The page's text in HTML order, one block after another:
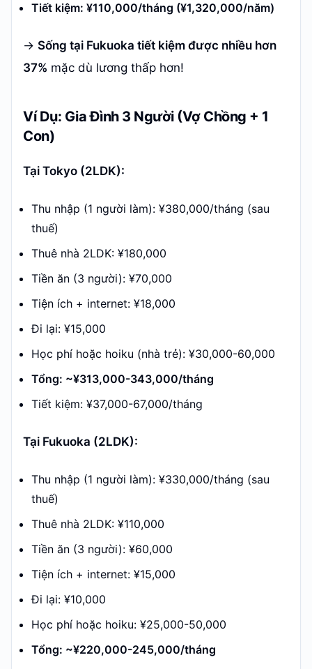
Tiết kiệm: ¥110,000/tháng (¥1,320,000/năm)
→ Sống tại Fukuoka tiết kiệm được nhiều hơn
37% mặc dù lương thấp hơn!
Ví Dụ: Gia Đình 3 Người (Vợ Chồng + 1
Con)
Tại Tokyo (2LDK):
Thu nhập (1 người làm): ¥380,000/tháng (sau
thuế)
Thuê nhà 2LDK: ¥180,000
Tiền ăn (3 người): ¥70,000
Tiện ích + internet: ¥18,000
Đi lại: ¥15,000
Học phí hoặc hoiku (nhà trẻ): ¥30,000-60,000
Tổng: ~¥313,000-343,000/tháng
Tiết kiệm: ¥37,000-67,000/tháng
Tại Fukuoka (2LDK):
Thu nhập (1 người làm): ¥330,000/tháng (sau
thuế)
Thuê nhà 2LDK: ¥110,000
Tiền ăn (3 người): ¥60,000
Tiện ích + internet: ¥15,000
Đi lại: ¥10,000
Học phí hoặc hoiku: ¥25,000-50,000
Tổng: ~¥220,000-245,000/tháng